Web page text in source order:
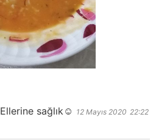
Ellerine sağlık☺️ 12 Mayıs 2020 22:22